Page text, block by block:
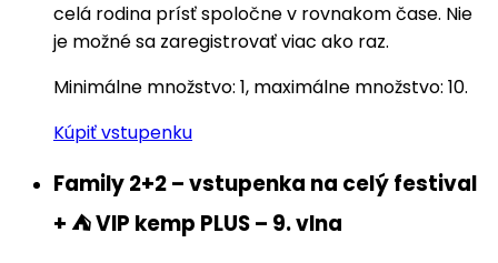
celá rodina prísť spoločne v rovnakom čase. Nie
je možné sa zaregistrovať viac ako raz.
Minimálne množstvo: 1, maximálne množstvo: 10.
Kúpiť vstupenku
Family 2+2 – vstupenka na celý festival
+ ⛺️ VIP kemp PLUS – 9. vlna